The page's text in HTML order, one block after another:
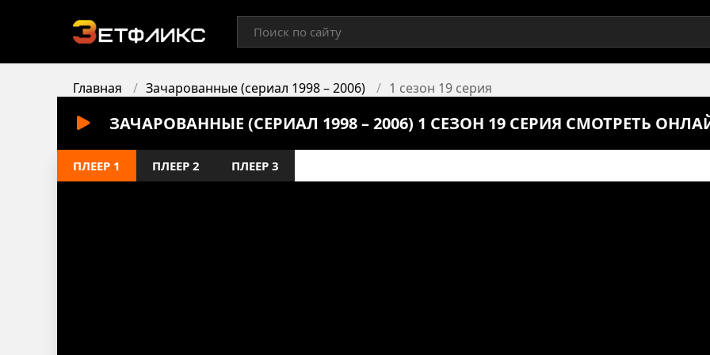
Главная Зачарованные (сериал 1998 – 2006) 1 сезон 19 серия
ЗАЧАРОВАННЫЕ (СЕРИАЛ 1998 – 2006) 1 СЕЗОН 19 СЕРИЯ СМОТРЕТЬ
ПЛЕЕР 1 ПЛЕЕР 2 ПЛЕЕР 3